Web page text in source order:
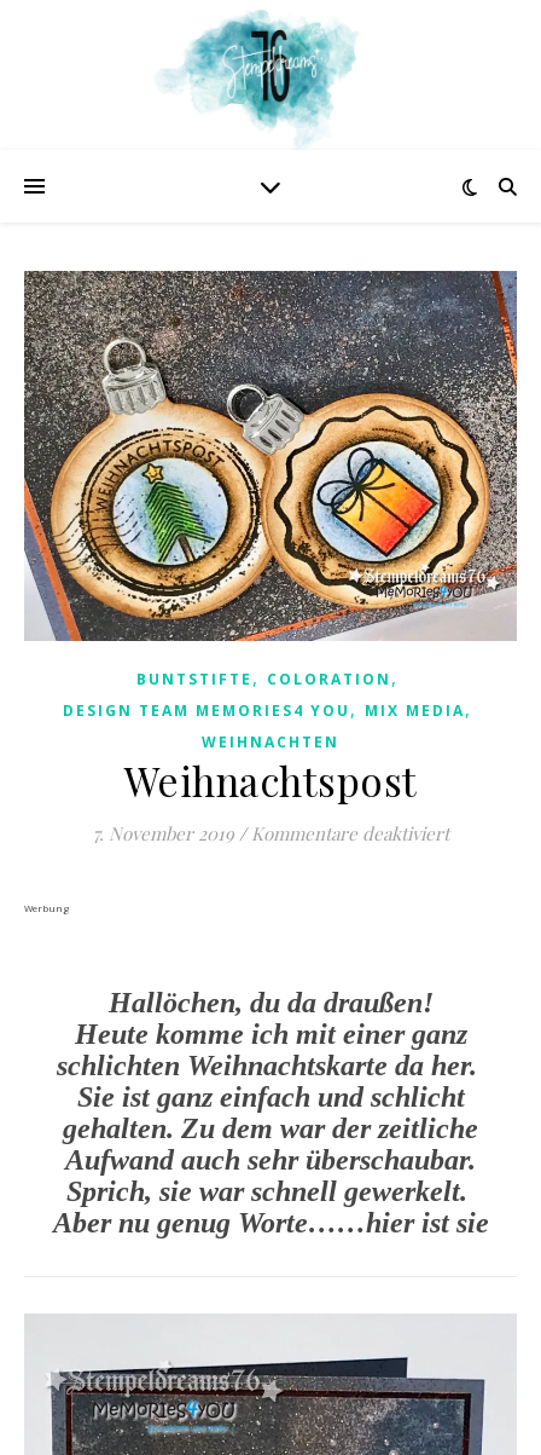
BUNTSTIFTE , COLORATION ,
DESIGN TEAM MEMORIES4 YOU , MIX MEDIA,
WEIHNACHTEN
Weihnachtspost
7. November 2019 / Kommentare deaktiviertfür
Werbung
Hallöchen, du da draußen!
Heute komme ich mit einer ganz
schlichten Weihnachtskarte da her.
Sie ist ganz einfach und schlicht
gehalten. Zu dem war der zeitliche
Aufwand auch sehr überschaubar.
Sprich, sie war schnell gewerkelt.
Aber nu genug Worte……hier ist sie